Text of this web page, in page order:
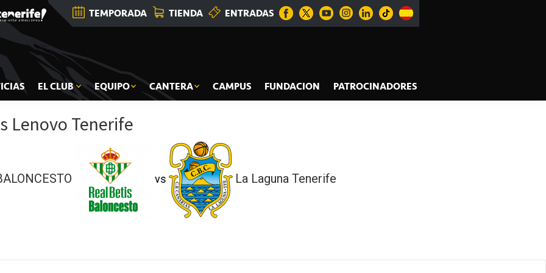
TEMPORADA TIENDA ENTRADAS
EL CLUB EQUIPO CANTERA CAMPUS FUNDACION PATROCINADORES
Lenovo Tenerife
vs La Laguna Tenerife